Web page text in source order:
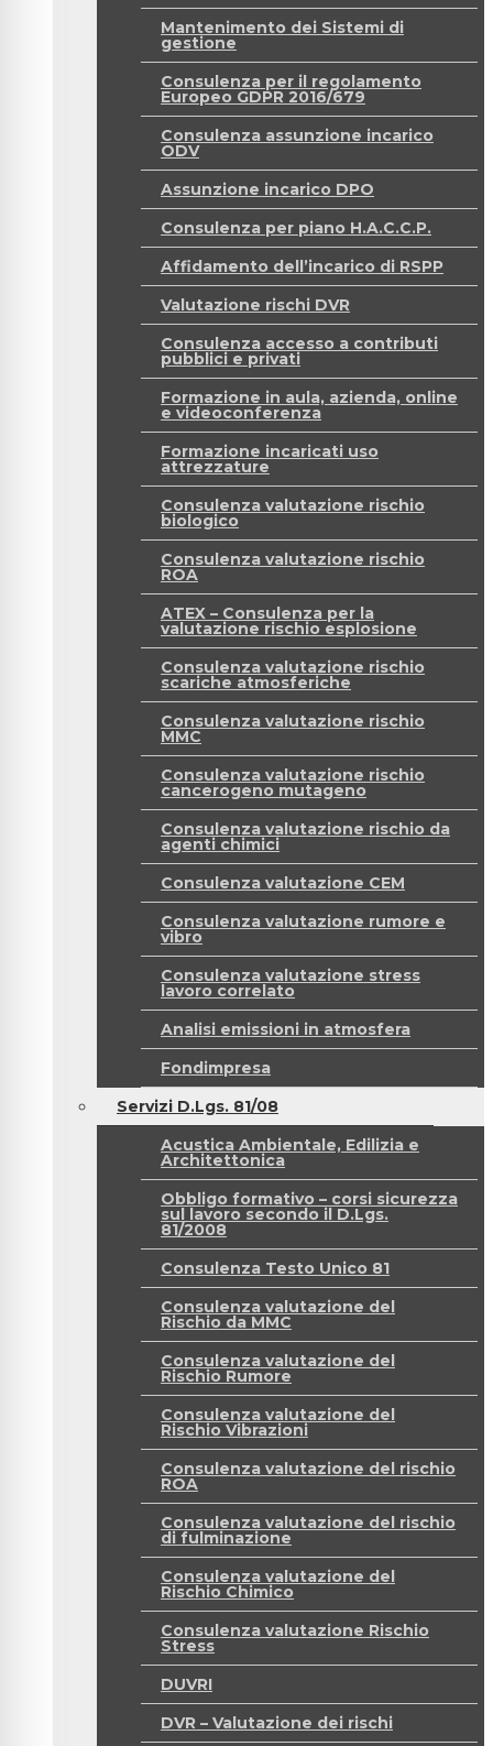
Mantenimento dei Sistemi di
gestione
Consulenza per il regolamento
Europeo GDPR 2016/679
Consulenza assunzione incarico
ODV
Assunzione incarico DPO
Consulenza per piano H.A.C.C.P.
Affidamento dell’incarico di RSPP
Valutazione rischi DVR
Consulenza accesso a contributi
pubblici e privati
Formazione in aula, azienda, online
e videoconferenza
Formazione incaricati uso
attrezzature
Consulenza valutazione rischio
biologico
Consulenza valutazione rischio
ROA
ATEX – Consulenza per la
valutazione rischio esplosione
Consulenza valutazione rischio
scariche atmosferiche
Consulenza valutazione rischio
MMC
Consulenza valutazione rischio
cancerogeno mutageno
Consulenza valutazione rischio da
agenti chimici
Consulenza valutazione CEM
Consulenza valutazione rumore e
vibro
Consulenza valutazione stress
lavoro correlato
Analisi emissioni in atmosfera
Fondimpresa
Servizi D.Lgs. 81/08
Acustica Ambientale, Edilizia e
Architettonica
Obbligo formativo – corsi sicurezza
sul lavoro secondo il D.Lgs.
81/2008
Consulenza Testo Unico 81
Consulenza valutazione del
Rischio da MMC
Consulenza valutazione del
Rischio Rumore
Consulenza valutazione del
Rischio Vibrazioni
Consulenza valutazione del rischio
ROA
Consulenza valutazione del rischio
di fulminazione
Consulenza valutazione del
Rischio Chimico
Consulenza valutazione Rischio
Stress
DUVRI
DVR – Valutazione dei rischi